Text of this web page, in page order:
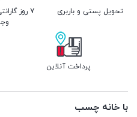
تحویل پستی و باربری
7 روز
پرداخت آنلاین
با خانه چسب